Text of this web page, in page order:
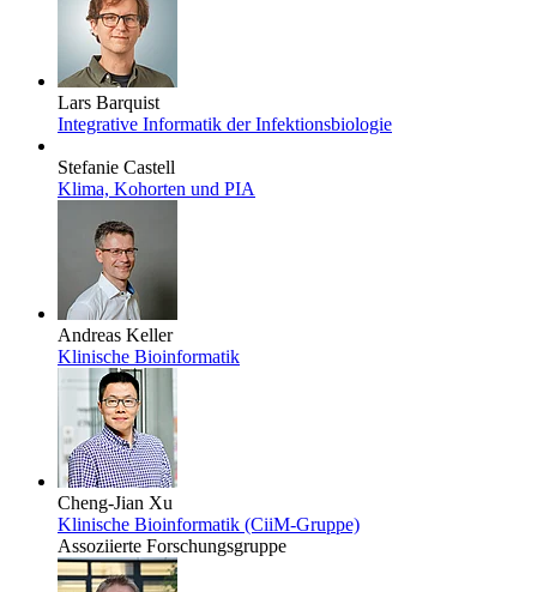
Lars Barquist
Integrative Informatik der Infektionsbiologie
Stefanie Castell
Klima, Kohorten und PIA
Andreas Keller
Klinische Bioinformatik
Cheng-Jian Xu
Klinische Bioinformatik (CiiM-Gruppe)
Assoziierte Forschungsgruppe